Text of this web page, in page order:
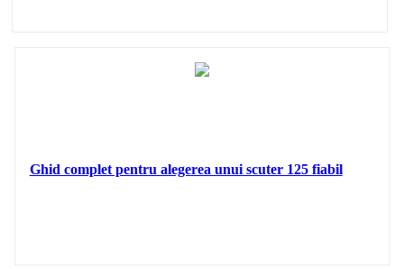
Ghid complet pentru alegerea unui scuter 125 fiabil